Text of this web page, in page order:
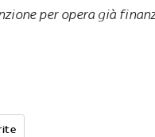
per opera già